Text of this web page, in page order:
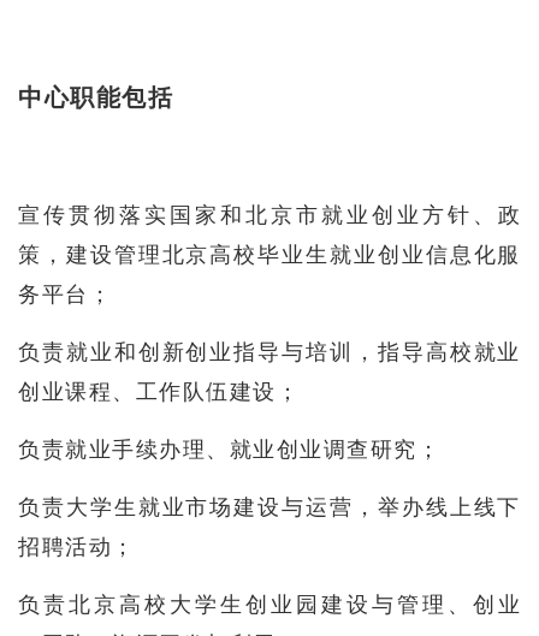
中心职能包括
宣传贯彻落实国家和北京市就业创业方针、政
策，建设管理北京高校毕业生就业创业信息化服
务平台；
负责就业和创新创业指导与培训，指导高校就业
创业课程、工作队伍建设；
负责就业手续办理、就业创业调查研究；
负责大学生就业市场建设与运营，举办线上线下
招聘活动；
负责北京高校大学生创业园建设与管理、创业